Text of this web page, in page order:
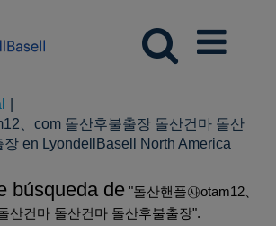
、com 돌산후불출장 돌산건마 돌산
장 en LyondellBasell North America
búsqueda de "돌산핸플㉴otam12、
산건마 돌산건마 돌산후불출장".